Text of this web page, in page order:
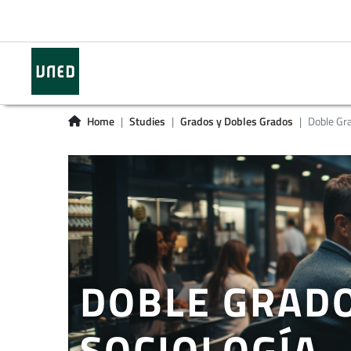
Home Studies Grados y Dobles Grados Doble
DOBLE